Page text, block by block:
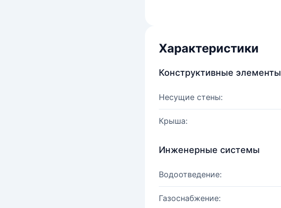
Характеристики
Конструктивные элементы
Несущие стены:
Крыша:
Инженерные системы
Водоотведение:
Газоснабжение: